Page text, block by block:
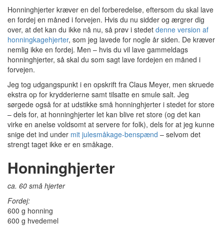
Honninghjerter kræver en del forberedelse, eftersom du skal lave
en fordej en måned i forvejen. Hvis du nu sidder og ærgrer dig
over, at det kan du ikke nå nu, så prøv i stedet denne version af
honningkagehjerter, som jeg lavede for nogle år siden. De kræver
nemlig ikke en fordej. Men – hvis du vil lave gammeldags
honninghjerter, så skal du som sagt lave fordejen en måned i
forvejen.
Jeg tog udgangspunkt i en opskrift fra Claus Meyer, men skruede
ekstra op for krydderierne samt tilsatte en smule salt. Jeg
sørgede også for at udstikke små honninghjerter i stedet for store
– dels for, at honninghjerter let kan blive ret store (og det kan
virke en anelse voldsomt at servere for folk), dels for at jeg kunne
snige det ind under mit julesmåkage-benspænd – selvom det
strengt taget ikke er en småkage.
Honninghjerter
ca. 60 små hjerter
Fordej:
600 g honning
600 g hvedemel